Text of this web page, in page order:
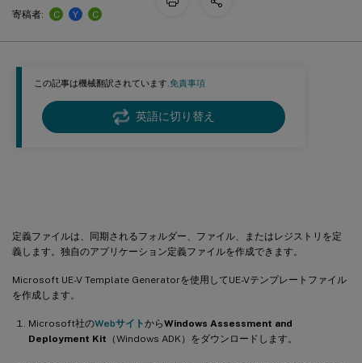
この記事は機械翻訳されています.免責事項
英語に切り替え
定義ファイルは、同期されるフォルダー、ファイル、またはレジストリを定
義します。独自のアプリケーション定義ファイルを作成できます。
Microsoft UE-V Template Generatorを使用してUE-Vテンプレートファイル
を作成します。
Microsoft社のWebサイトからWindows Assessment and
Deployment Kit （Windows ADK）をダウンロードします。
寄稿者:
C Y C